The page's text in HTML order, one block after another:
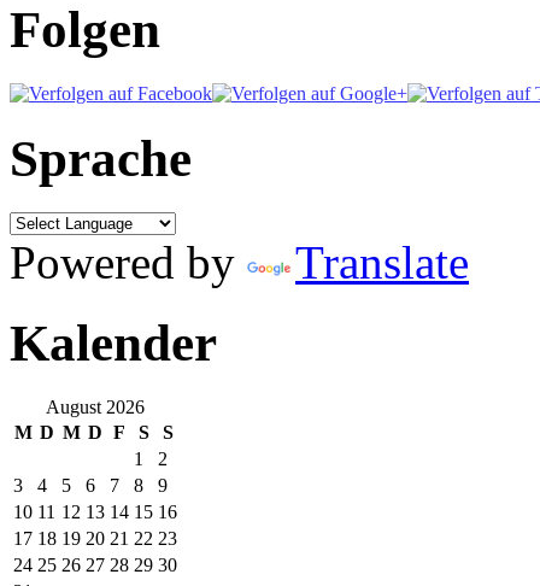
Folgen
Sprache
Powered by Translate
Kalender
August 2026
M D M D F S
S
1
2
3
4 5 6 7 8
9
10 11 12 13 14 15 16
17 18 19 20 21 22 23
24 25 26 27 28 29 30